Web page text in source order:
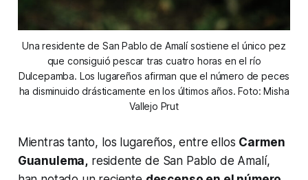
Una residente de San Pablo de Amalí sostiene el único pez
que consiguió pescar tras cuatro horas en el río
Dulcepamba. Los lugareños afirman que el número de peces
ha disminuido drásticamente en los últimos años. Foto: Misha
Vallejo Prut
Mientras tanto, los lugareños, entre ellos Carmen
Guanulema, residente de San Pablo de Amalí,